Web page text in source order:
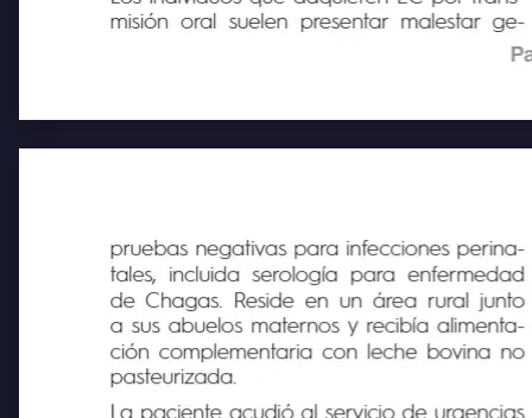
Los individuos que adquieren EC por trans-
misión oral suelen presentar malestar ge-
pruebas negativas para infecciones perina-
tales, incluida serología para enfermedad
de Chagas. Reside en un área rural junto
a sus abuelos maternos y recibía alimenta-
ción complementaria con leche bovina no
pasteurizada.